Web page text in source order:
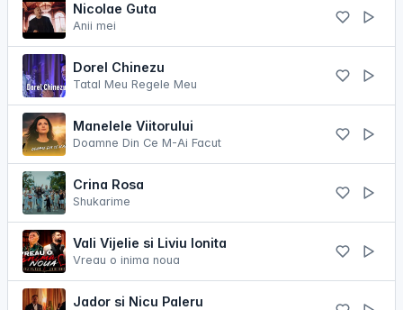
Nicolae Guta
Anii mei
Dorel Chinezu
Tatal Meu Regele Meu
Manelele Viitorului
Doamne Din Ce M-Ai Facut
Crina Rosa
Shukarime
Vali Vijelie si Liviu Ionita
Vreau o inima noua
Jador si Nicu Paleru